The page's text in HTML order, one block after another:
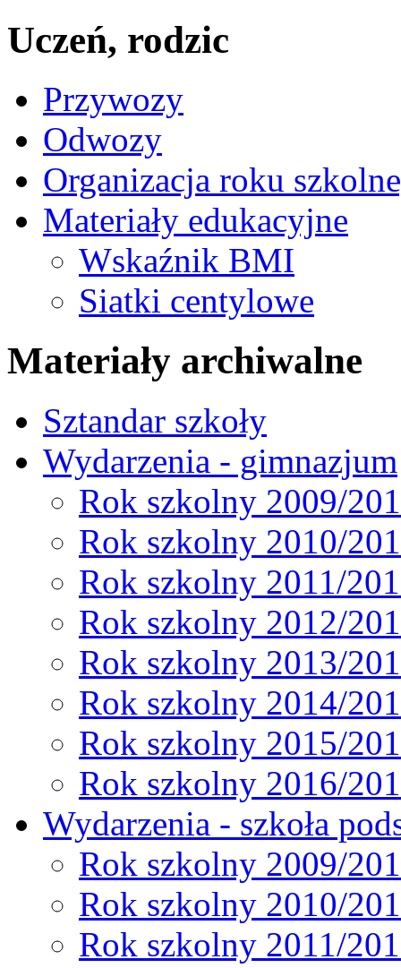
Uczeń, rodzic
Przywozy
Odwozy
Organizacja roku
Materiały edukacyjne
Wskaźnik BMI
Siatki centylowe
Materiały archiwalne
Sztandar szkoły
Wydarzenia - gimnazjum
Rok szkolny 2009/
Rok szkolny 2010/
Rok szkolny 2011/
Rok szkolny 2012/
Rok szkolny 2013/
Rok szkolny 2014/
Rok szkolny 2015/
Rok szkolny 2016/
Wydarzenia - szkoła
Rok szkolny 2009/
Rok szkolny 2010/
Rok szkolny 2011/